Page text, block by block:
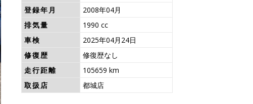
登録年月
2008年04月
排気量
1990 cc
車検
2025年04月24日
修復歴
修復歴なし
走行距離
105659 km
取扱店
都城店